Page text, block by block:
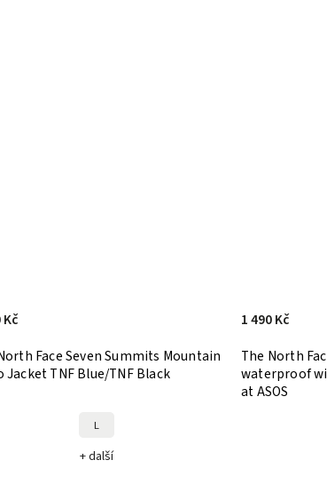
Face Seven Summits Mountain
Jacket TNF Blue/TNF Black
Kč
L
+ další
The North
waterproof
at ASOS
1 490 Kč